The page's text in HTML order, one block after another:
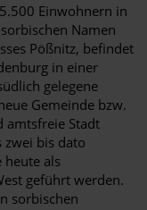
Einwohnern in
Namen
Pößnitz, befindet
in einer
gelegene
Gemeinde bzw.
amtsfreie Stadt
zwei bis dato
heute als
geführt werden.
sorbischen